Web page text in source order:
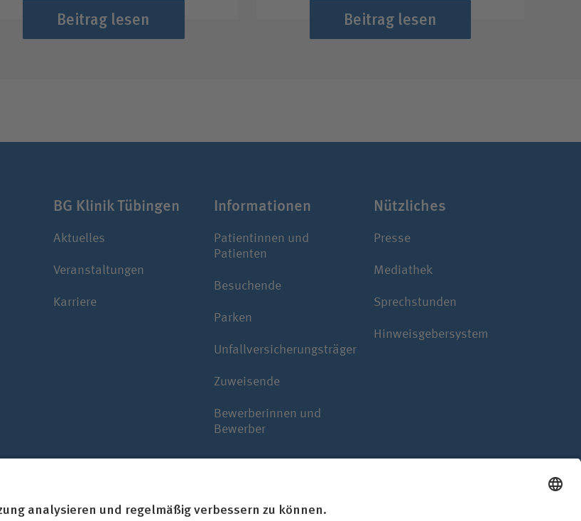
Beitrag lesen Beitrag lesen
BG Klinik Tübingen
Aktuelles
Veranstaltungen
Karriere
Infor­ma­tionen
Patientinnen und
Patienten
Besuchende
Parken
Unfallversicherungsträger
Zuweisende
Bewerberinnen und
Bewerber
Nützliches
Presse
Mediathek
Sprechstunden
Hinweisgebersystem